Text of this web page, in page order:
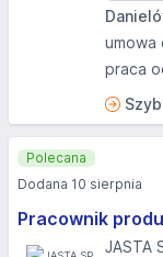
umowa
praca
Pracownik
JASTA
Polecana
Dodana 10 sierpnia